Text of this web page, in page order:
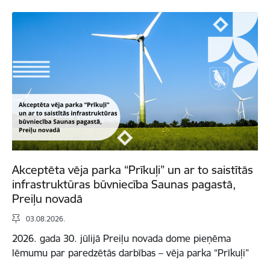
Akceptēta vēja parka “Prīkuļi” un ar to saistītās
infrastruktūras būvniecība Saunas pagastā,
Preiļu novadā
03.08.2026.
2026. gada 30. jūlijā Preiļu novada dome pieņēma
lēmumu par paredzētās darbības – vēja parka “Prīkuļi”